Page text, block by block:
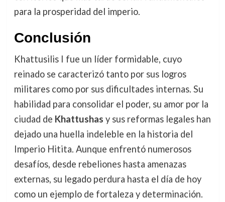
para la prosperidad del imperio.
Conclusión
Khattusilis I fue un líder formidable, cuyo
reinado se caracterizó tanto por sus logros
militares como por sus dificultades internas. Su
habilidad para consolidar el poder, su amor por la
ciudad de Khattushas y sus reformas legales han
dejado una huella indeleble en la historia del
Imperio Hitita. Aunque enfrentó numerosos
desafíos, desde rebeliones hasta amenazas
externas, su legado perdura hasta el día de hoy
como un ejemplo de fortaleza y determinación.